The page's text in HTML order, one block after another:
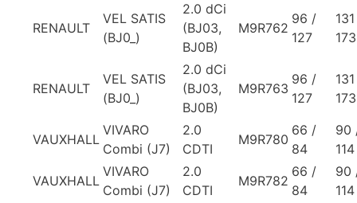
RENAULT
VEL SATIS
(BJ0_)
2.0 dCi
(BJ03,
BJ0B)
M9R762
96 /
127
173
RENAULT
VEL SATIS
(BJ0_)
2.0 dCi
(BJ03,
BJ0B)
M9R763
96 /
127
173
VAUXHALL
VIVARO
Combi (J7)
2.0
CDTI
M9R780
66 /
84
90
114
VAUXHALL
VIVARO
Combi (J7)
2.0
CDTI
M9R782
66 /
84
90
114